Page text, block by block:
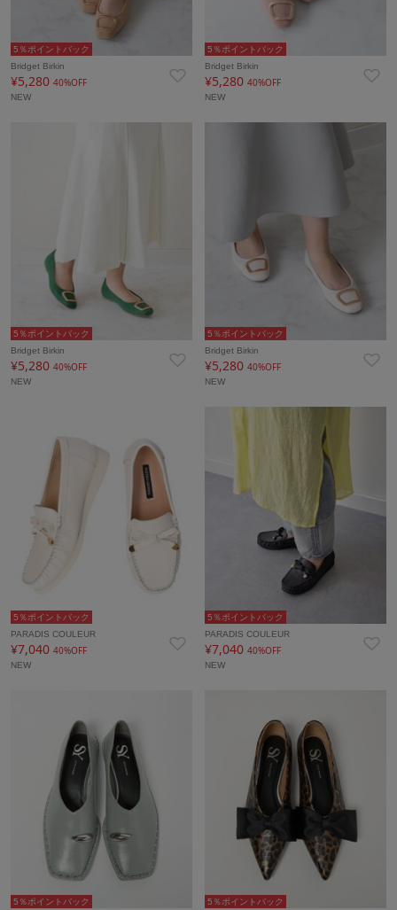
5％ポイントバック
Bridget Birkin
¥5,280 40%OFF
NEW
5％ポイントバック
Bridget Birkin
¥5,28040%OFF
NEW
5％ポイントバック
Bridget Birkin
¥5,280 40%OFF
NEW
5％ポイントバック
Bridget Birkin
¥5,28040%OFF
NEW
5％ポイントバック
PARADIS COULEUR
¥7,040 40%OFF
NEW
5％ポイントバック
PARADIS COULEUR
¥7,04040%OFF
NEW
5％ポイントバック
5％ポイントバック